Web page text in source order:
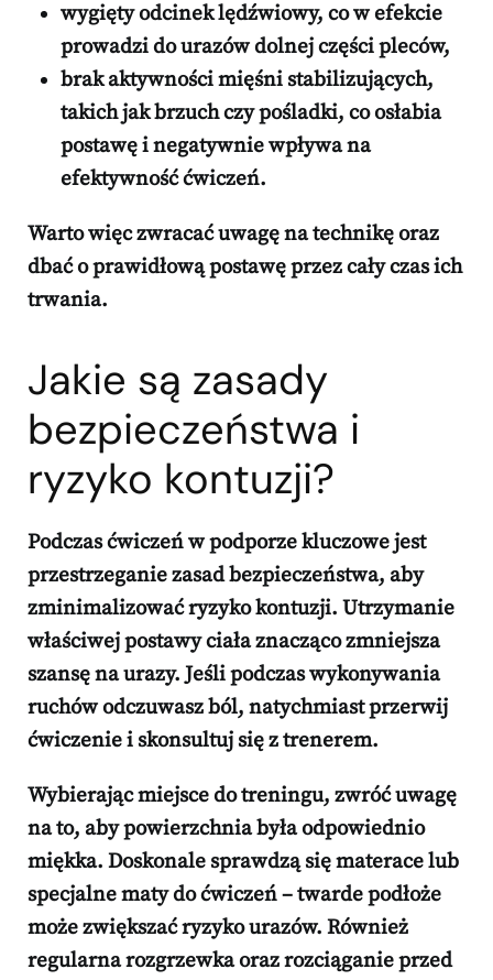
wygięty odcinek lędźwiowy, co w efekcie
prowadzi do urazów dolnej części pleców,
brak aktywności mięśni stabilizujących,
takich jak brzuch czy pośladki, co osłabia
postawę i negatywnie wpływa na
efektywność ćwiczeń.
Warto więc zwracać uwagę na technikę oraz
dbać o prawidłową postawę przez cały czas ich
trwania.
Jakie są zasady
bezpieczeństwa i
ryzyko kontuzji?
Podczas ćwiczeń w podporzekluczowe jest
przestrzeganie zasad bezpieczeństwa, aby
zminimalizować ryzyko kontuzji. Utrzymanie
właściwej postawy ciałaznacząco zmniejsza
szansę na urazy. Jeśli podczas wykonywania
ruchów odczuwasz ból, natychmiast przerwij
ćwiczenie i skonsultuj się z trenerem.
Wybierając miejsce do treningu, zwróć uwagę
na to, aby powierzchnia była odpowiednio
miękka. Doskonale sprawdzą się materace lub
specjalne maty do ćwiczeń– twarde podłoże
może zwiększać ryzyko urazów. Również
regularna rozgrzewka oraz rozciąganie przed